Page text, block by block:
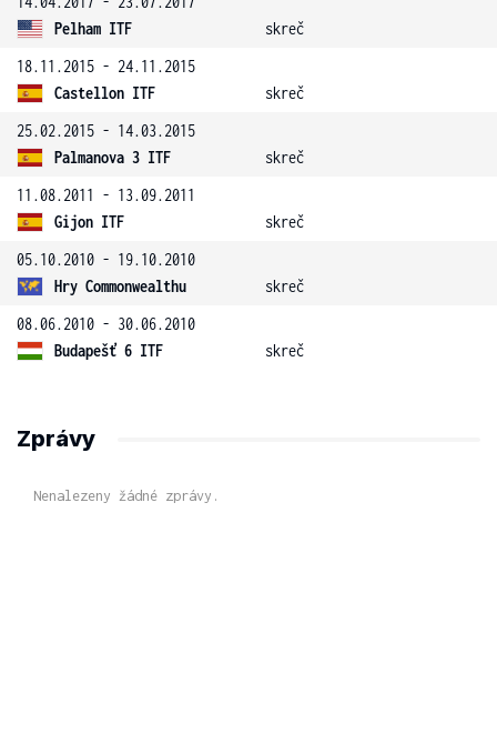
Pelham ITF
skreč
18.11.2015 - 24.11.2015
Castellon ITF
skreč
25.02.2015 - 14.03.2015
Palmanova 3 ITF
skreč
11.08.2011 - 13.09.2011
Gijon ITF
skreč
05.10.2010 - 19.10.2010
Hry Commonwealthu
skreč
08.06.2010 - 30.06.2010
Budapešť 6 ITF
skreč
Zprávy
Nenalezeny žádné zprávy.